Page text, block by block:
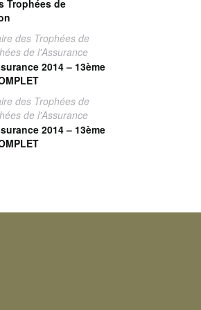
Trophées de
des Trophées de
de l'Assurance
2014 – 13ème
des Trophées de
de l'Assurance
2014 – 13ème